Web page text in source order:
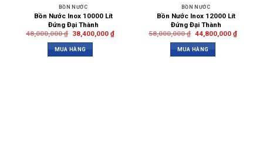
BỒN NƯỚC
Bồn Nước Inox 10000 Lít
Đứng Đại Thành
48,000,000₫ 38,400,000 ₫
MUA HÀNG
BỒN NƯỚC
Bồn Nước Inox 12000 Lít
Đứng Đại Thành
58,000,000₫ 44,800,000 ₫
MUA HÀNG